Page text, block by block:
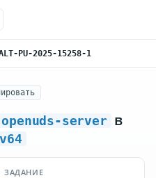
PU-2025-15258-1
openuds-server в
ЗАДАНИЕ